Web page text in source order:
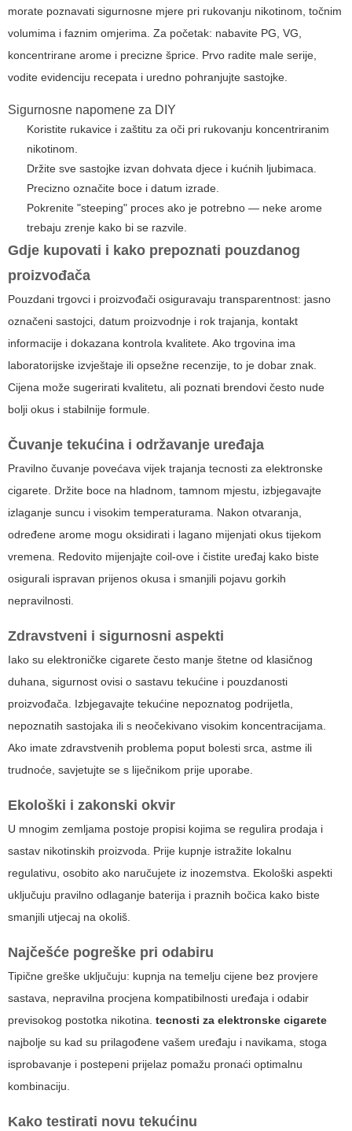
morate poznavati sigurnosne mjere pri rukovanju nikotinom, točnim
volumima i faznim omjerima. Za početak: nabavite PG, VG,
koncentrirane arome i precizne šprice. Prvo radite male serije,
vodite evidenciju recepata i uredno pohranjujte sastojke.
Sigurnosne napomene za DIY
Koristite rukavice i zaštitu za oči pri rukovanju koncentriranim
nikotinom.
Držite sve sastojke izvan dohvata djece i kućnih ljubimaca.
Precizno označite boce i datum izrade.
Pokrenite "steeping" proces ako je potrebno — neke arome
trebaju zrenje kako bi se razvile.
Gdje kupovati i kako prepoznati pouzdanog
proizvođača
Pouzdani trgovci i proizvođači osiguravaju transparentnost: jasno
označeni sastojci, datum proizvodnje i rok trajanja, kontakt
informacije i dokazana kontrola kvalitete. Ako trgovina ima
laboratorijske izvještaje ili opsežne recenzije, to je dobar znak.
Cijena može sugerirati kvalitetu, ali poznati brendovi često nude
bolji okus i stabilnije formule.
Čuvanje tekućina i održavanje uređaja
Pravilno čuvanje povećava vijek trajanja tecnosti za elektronske
cigarete. Držite boce na hladnom, tamnom mjestu, izbjegavajte
izlaganje suncu i visokim temperaturama. Nakon otvaranja,
određene arome mogu oksidirati i lagano mijenjati okus tijekom
vremena. Redovito mijenjajte coil-ove i čistite uređaj kako biste
osigurali ispravan prijenos okusa i smanjili pojavu gorkih
nepravilnosti.
Zdravstveni i sigurnosni aspekti
Iako su elektroničke cigarete često manje štetne od klasičnog
duhana, sigurnost ovisi o sastavu tekućine i pouzdanosti
proizvođača. Izbjegavajte tekućine nepoznatog podrijetla,
nepoznatih sastojaka ili s neočekivano visokim koncentracijama.
Ako imate zdravstvenih problema poput bolesti srca, astme ili
trudnoće, savjetujte se s liječnikom prije uporabe.
Ekološki i zakonski okvir
U mnogim zemljama postoje propisi kojima se regulira prodaja i
sastav nikotinskih proizvoda. Prije kupnje istražite lokalnu
regulativu, osobito ako naručujete iz inozemstva. Ekološki aspekti
uključuju pravilno odlaganje baterija i praznih bočica kako biste
smanjili utjecaj na okoliš.
Najčešće pogreške pri odabiru
Tipične greške uključuju: kupnja na temelju cijene bez provjere
sastava, nepravilna procjena kompatibilnosti uređaja i odabir
previsokog postotka nikotina. tecnosti za elektronske cigarete
najbolje su kad su prilagođene vašem uređaju i navikama, stoga
isprobavanje i postepeni prijelaz pomažu pronaći optimalnu
kombinaciju.
Kako testirati novu tekućinu